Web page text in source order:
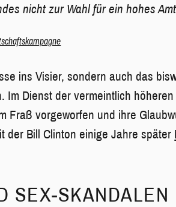
nicht zur Wahl für ein hohes
ins Visier, sondern auch das
Dienst der vermeintlich höheren
Fraß vorgeworfen und ihre
der Bill Clinton einige Jahre später
SEX-SKANDALEN